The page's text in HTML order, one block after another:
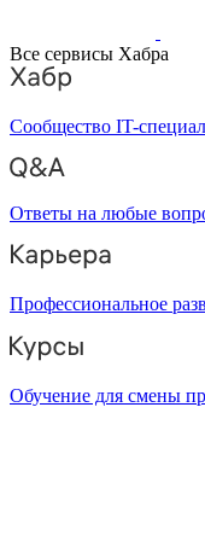
Все сервисы Хабра
Сообщество IT-
Ответы на любые
Профессиональное
Обучение для смены